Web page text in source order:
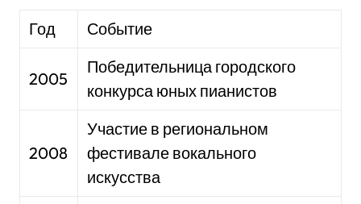
Год Событие
2005
Победительница городского
конкурса юных пианистов
2008
Участие в региональном
фестивале вокального
искусства